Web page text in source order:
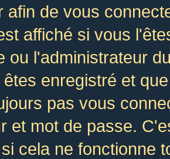
afin de vous
affiché si vous
ou l'administrateur
enregistré et
pas vous
et mot de passe.
cela ne fonctionne